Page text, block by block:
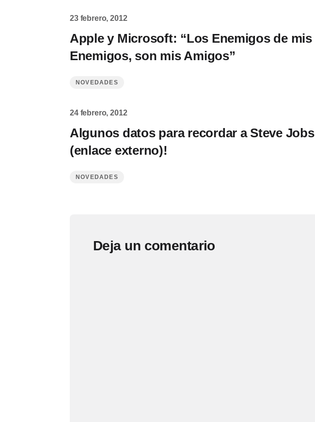
23 febrero, 2012
Apple y Microsoft: “Los Enemigos de mis
Enemigos, son mis Amigos”
NOVEDADES
24 febrero, 2012
Algunos datos para recordar a Steve Jobs
(enlace externo)!
NOVEDADES
Deja un comentario